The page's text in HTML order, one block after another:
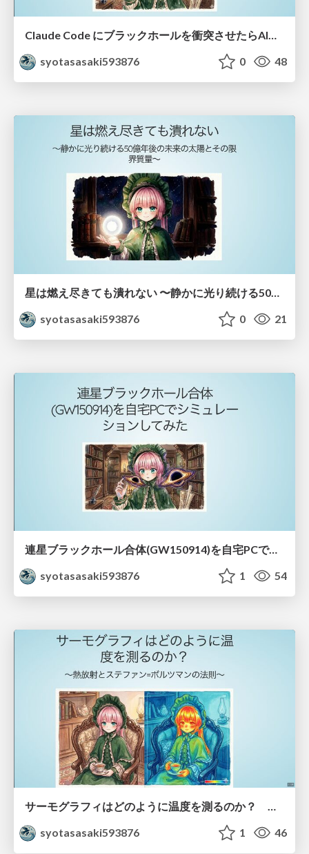
Claude Code にブラックホールを衝突させたらAI駆動開発で大事なものが見えてきた (かもしれない)
syotasasaki593876
0 48
syotasasaki593876
0 21
連星ブラックホール合体(GW150914)を自宅PCでシミュレーションしてみた
syotasasaki593876
1 54
サーモグラフィはどのように温度を測るのか？ 〜熱放射とステファン=ボルツマンの法則〜
syotasasaki593876
1 46